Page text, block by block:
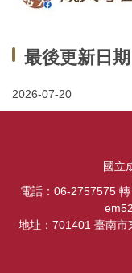
最後更新日期
2026-07-20
國立
電話：06-2757575
地址：701401 臺南